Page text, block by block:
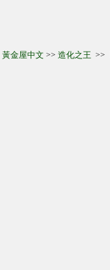
黃金屋中文 >> 造化之王 >>